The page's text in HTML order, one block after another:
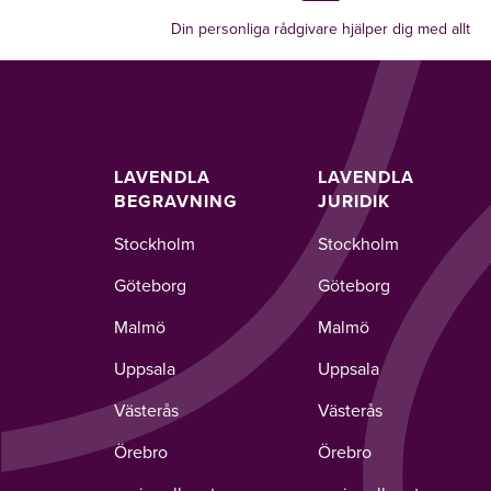
Din personliga rådgivare hjälper dig med allt
LAVENDLA
BEGRAVNING
Stockholm
Göteborg
Malmö
Uppsala
Västerås
Örebro
LAVENDLA
JURIDIK
Stockholm
Göteborg
Malmö
Uppsala
Västerås
Örebro